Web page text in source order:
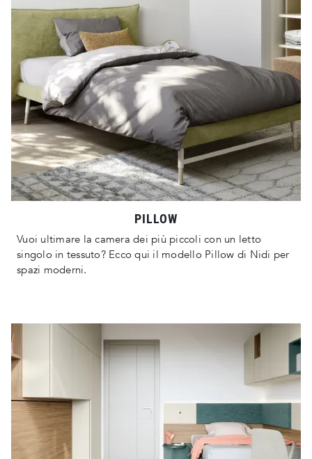
PILLOW
Vuoi ultimare la camera dei più piccoli con un letto
singolo in tessuto? Ecco qui il modello Pillow di Nidi per
spazi moderni.